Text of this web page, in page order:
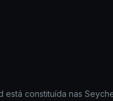
está constituída nas